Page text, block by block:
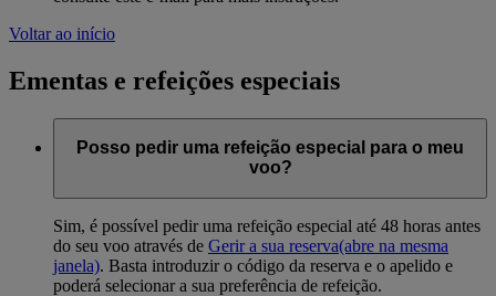
Voltar ao início
Ementas e refeições especiais
Posso pedir uma refeição especial para o meu
voo?
Sim, é possível pedir uma refeição especial até 48 horas antes
do seu voo através de Gerir a sua reserva(abre na mesma
janela). Basta introduzir o código da reserva e o apelido e
poderá selecionar a sua preferência de refeição.